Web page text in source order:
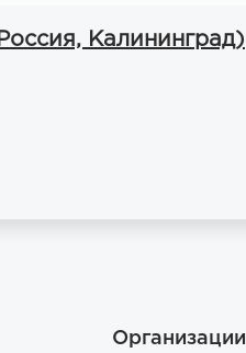
Калининград)
Организации